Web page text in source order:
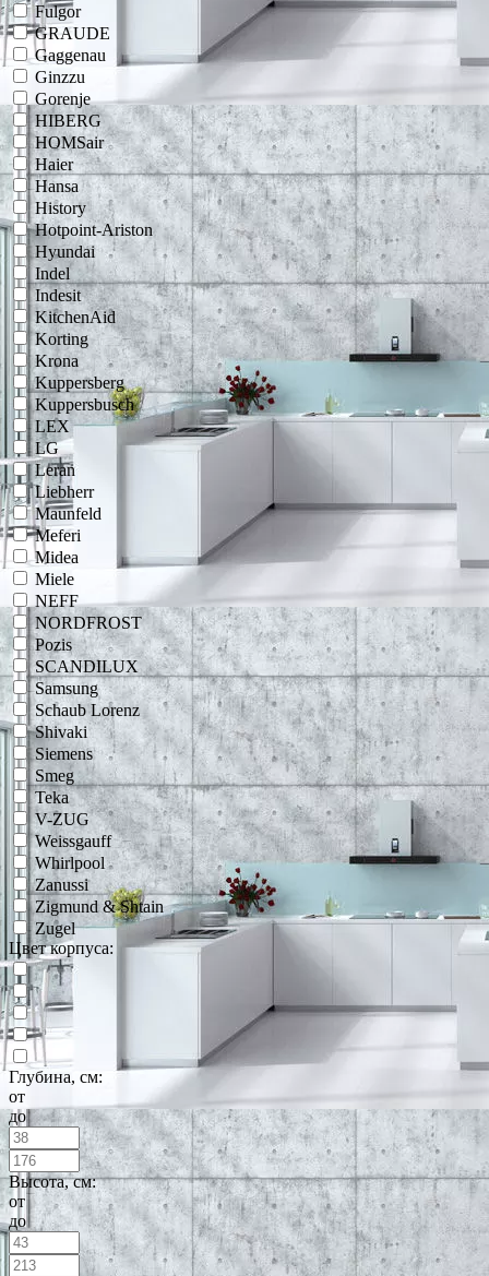
Fulgor
GRAUDE
Gaggenau
Ginzzu
Gorenje
HIBERG
HOMSair
Haier
Hansa
History
Hotpoint-Ariston
Hyundai
Indel
Indesit
KitchenAid
Korting
Krona
Kuppersberg
Kuppersbusch
LEX
LG
Leran
Liebherr
Maunfeld
Meferi
Midea
Miele
NEFF
NORDFROST
Pozis
SCANDILUX
Samsung
Schaub Lorenz
Shivaki
Siemens
Smeg
Teka
V-ZUG
Weissgauff
Whirlpool
Zanussi
Zigmund & Shtain
Zugel
Цвет корпуса:
Глубина, см:
от
до
Высота, см:
от
до